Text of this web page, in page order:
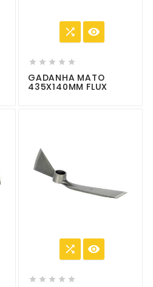
 
    
GADANHA MATO
435X140MM FLUX
 
    